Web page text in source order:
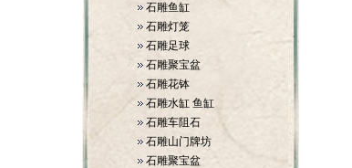
石雕鱼缸
石雕灯笼
石雕足球
石雕聚宝盆
石雕花钵
石雕水缸 鱼缸
石雕车阻石
石雕山门牌坊
石雕聚宝盆